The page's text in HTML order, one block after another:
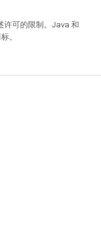
许可的限制。Java 和
。